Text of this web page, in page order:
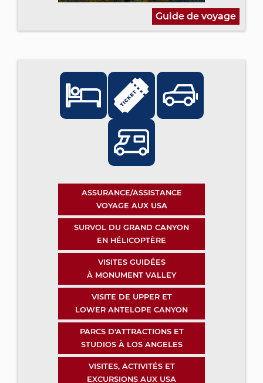
Guide de voyage
ASSURANCE/ASSISTANCE
VOYAGE AUX USA
SURVOL DU GRAND CANYON
EN HÉLICOPTÈRE
VISITES GUIDÉES
À MONUMENT VALLEY
VISITE DE UPPER ET
LOWER ANTELOPE CANYON
PARCS D'ATTRACTIONS ET
STUDIOS À LOS ANGELES
VISITES, ACTIVITÉS ET
EXCURSIONS AUX USA